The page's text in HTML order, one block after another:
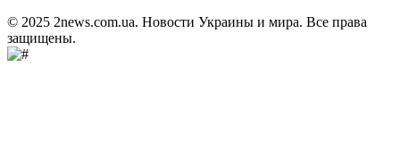
© 2025 2news.com.ua. Новости Украины и мира. Все права
защищены.